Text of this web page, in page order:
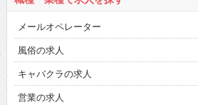
メールオペレーター
風俗の求人
キャバクラの求人
営業の求人